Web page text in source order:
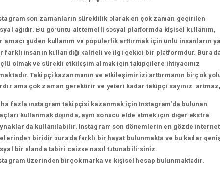
son zamanların süreklilik olarak en çok zaman geçirilen
ağıdır. Bu görüntü alt temelli sosyal platformda kişisel kullanım,
amacı güden kullanım ve popülerlik arttırmak için ünlü insanların
farklı insanın kullandığı kaliteli ve ilgi çekici bir platformdur.
olmak ve sürekli etkileşim almak için takipçilere ihtiyacınız
Takipçi kazanmanın ve etkileşiminizi arttırmanın birçok
ama çok zaman gerektirir ve yeteri kadar takipçi sayınızı
fazla ınstagram takipçisi kazanmak için Instagram'da bulunan
kullanmak dışında, aynı sonucu elde etmek için diğer ekstra
da kullanılabilir. Instagram son dönemlerin en gözde internet
biridir burada farklı bir hayat bulunmakta ve bu kadar
bir alanda tabiri caizse nasıl tutunabilirsiniz.
üzerinden birçok marka ve kişisel hesap bulunmaktadır.